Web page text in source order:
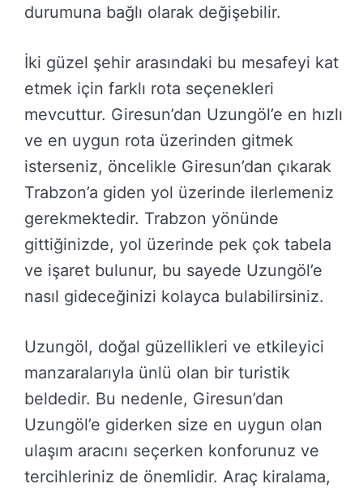
durumuna bağlı olarak değişebilir.
İki güzel şehir arasındaki bu mesafeyi kat
etmek için farklı rota seçenekleri
mevcuttur. Giresun’dan Uzungöl’e en hızlı
ve en uygun rota üzerinden gitmek
isterseniz, öncelikle Giresun’dan çıkarak
Trabzon’a giden yol üzerinde ilerlemeniz
gerekmektedir. Trabzon yönünde
gittiğinizde, yol üzerinde pek çok tabela
ve işaret bulunur, bu sayede Uzungöl’e
nasıl gideceğinizi kolayca bulabilirsiniz.
Uzungöl, doğal güzellikleri ve etkileyici
manzaralarıyla ünlü olan bir turistik
beldedir. Bu nedenle, Giresun’dan
Uzungöl’e giderken size en uygun olan
ulaşım aracını seçerken konforunuz ve
tercihleriniz de önemlidir. Araç kiralama,